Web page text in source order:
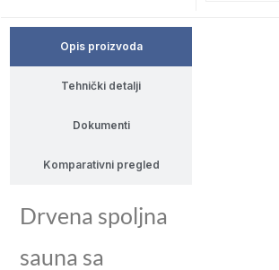
Opis proizvoda
Tehnički detalji
Dokumenti
Komparativni pregled
Drvena spoljna
sauna sa